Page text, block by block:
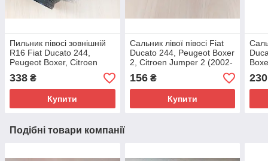
Пильник півосі зовнішній
R16 Fiat Ducato 244,
Peugeot Boxer, Citroen
Jumper (2002-2006),
9464383688, 3293A2
338 ₴
Купити
Сальник лівої півосі Fiat
Ducato 244, Peugeot Boxer
2, Citroen Jumper 2 (2002-
2006), 1608816780,
312144
156₴
Купити
06)
230
Подібні товари компанії